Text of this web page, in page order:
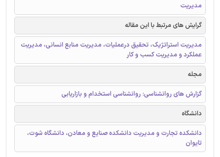
مدیریت
گرایش های مرتبط با این مقاله
مدیریت استراتژیک، تحقیق درعملیات، مدیریت منابع انسانی، مدیریت
عملکرد و مدیریت کسب و کار
مجله
گزارش های روانشناسی: روانشناسی استخدام و بازاریابی
دانشگاه
دانشکده تجارت و مدیریت دانشکده صنایع و معادن، دانشگاه شوت،
تایوان